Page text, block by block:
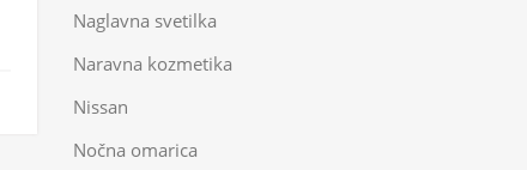
Naglavna svetilka
Naravna kozmetika
Nissan
Nočna omarica